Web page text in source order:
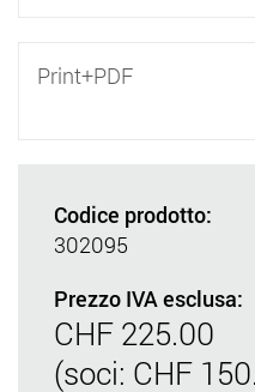
Print+PDF
Codice prodotto:
302095
Prezzo IVA esclusa:
CHF 225.00
(soci: CHF